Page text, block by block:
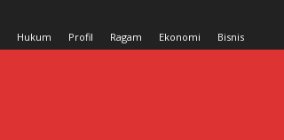
Hukum Profil Ragam Ekonomi Bisnis